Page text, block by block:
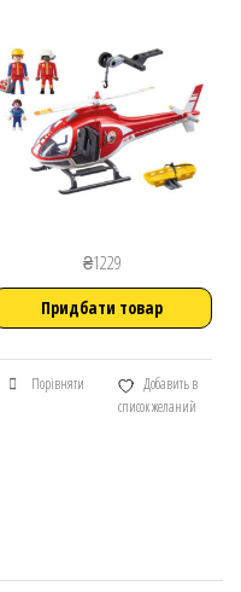
₴1229
Придбати товар
Порівняти
Добавить в
список желаний